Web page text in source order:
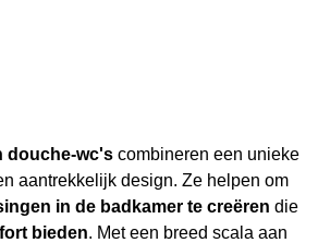
douche-wc's combineren een unieke
aantrekkelijk design. Ze helpen om
in de badkamer te creëren die
bieden. Met een breed scala aan